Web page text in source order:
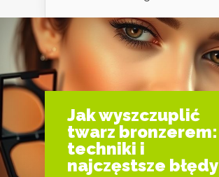
Jak wyszczuplić
twarz bronzerem:
techniki i
najczęstsze błędy